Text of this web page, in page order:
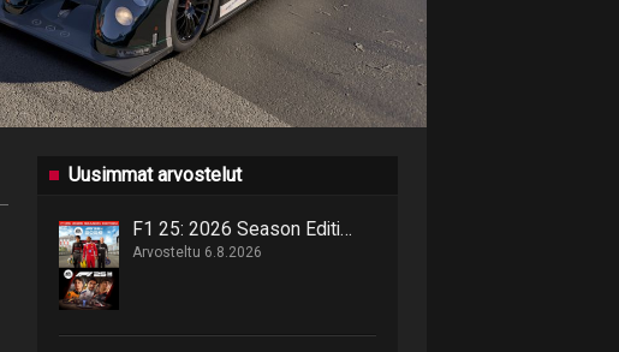
Uusimmat arvostelut
F1 25: 2026 Season Edition niputtaa uutta ja vanhaa samaan pakettiin
Arvosteltu 6.8.2026